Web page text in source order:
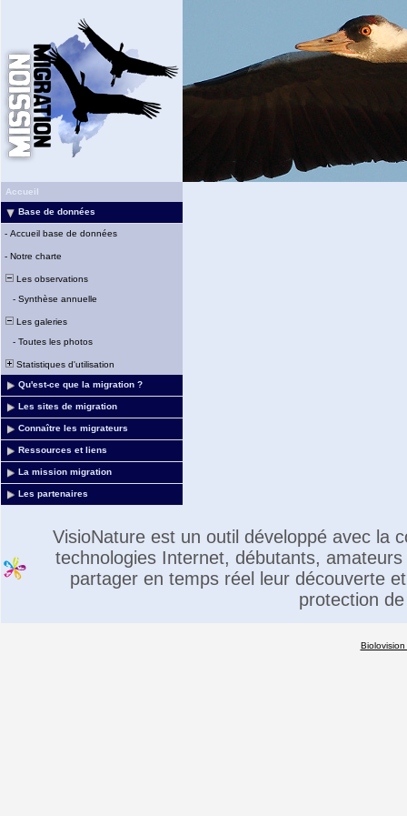
Accueil
Base de données
- Accueil base de données
- Notre charte
Les observations
- Synthèse annuelle
Les galeries
- Toutes les photos
Statistiques d'utilisation
Qu'est-ce que la migration ?
Les sites de migration
Connaître les migrateurs
Ressources et liens
La mission migration
Les partenaires
VisioNature est un outil développé avec la
technologies Internet, débutants,
partager en temps réel leur découverte
protection
Biolovision